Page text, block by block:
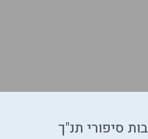
סיפורי תנ"ך